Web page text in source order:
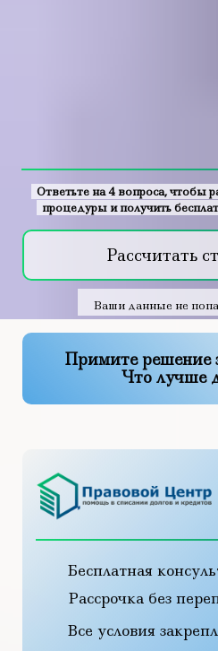
Ваши данные не
Ответьте на 4 вопроса, чтобы
процедуры и получить
Рассчитать
Примите решение
Что лучше
Бесплатная
Рассрочка без
Все условия